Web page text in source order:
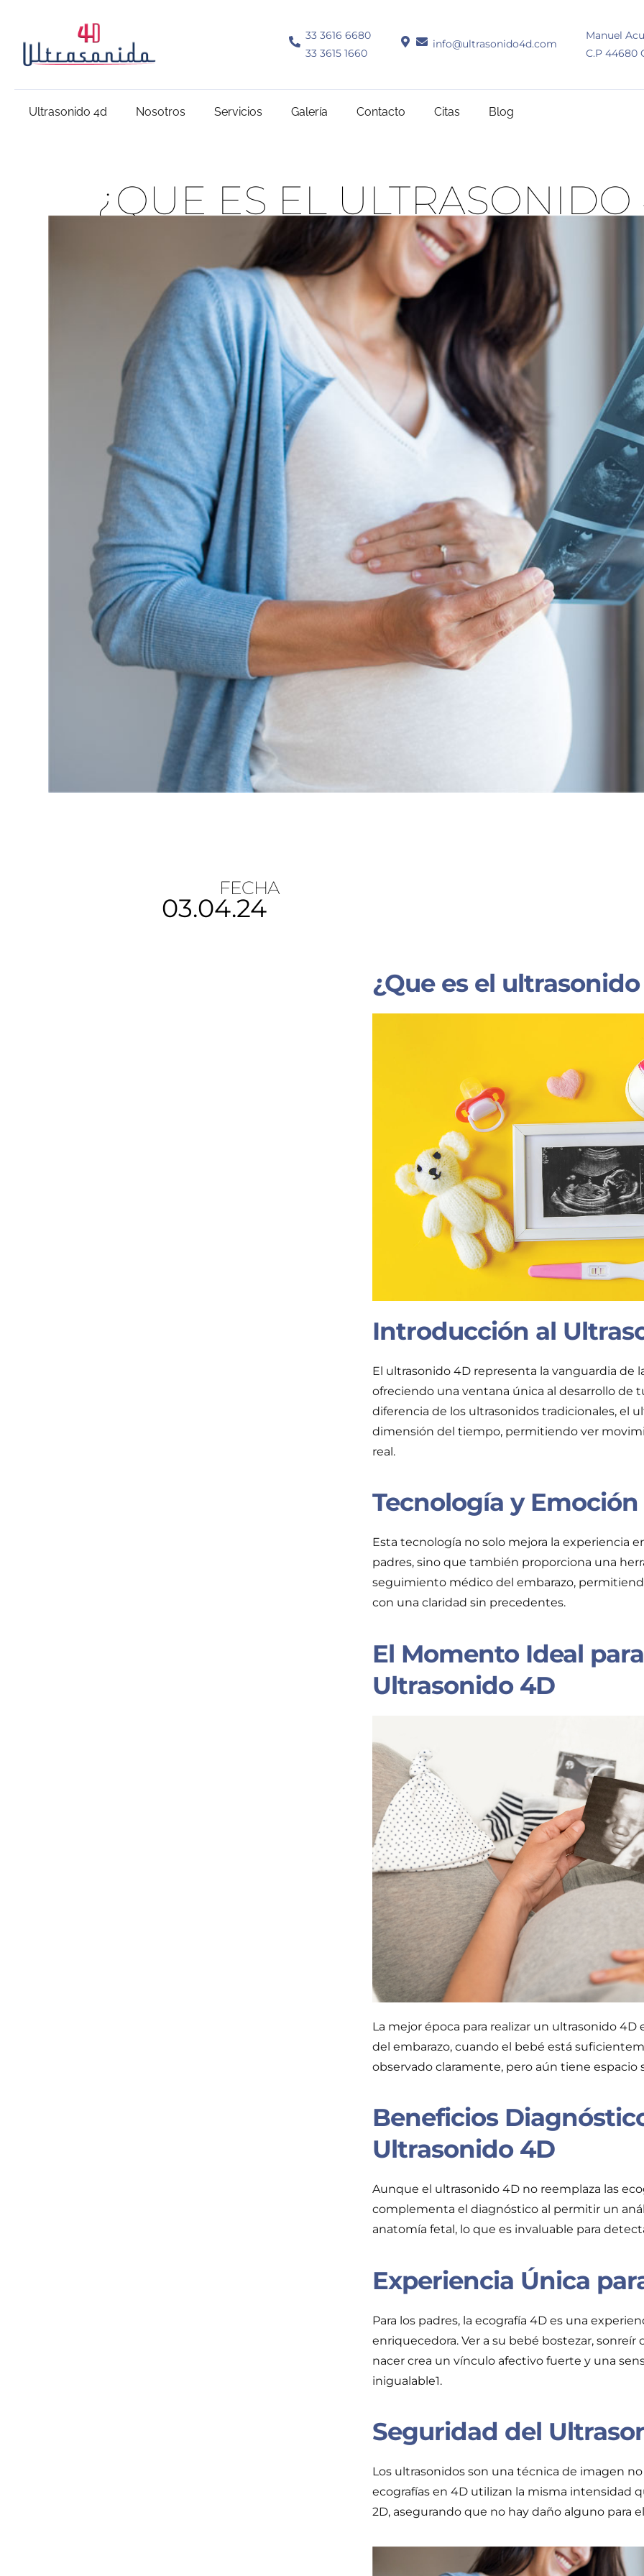
33 3616 6680
33 3615 1660
info@ultrasonido4d.com
Manuel
C.P 44680
Ultrasonido 4d Nosotros Servicios Galería Contacto Citas Blog
¿QUE ES EL
FECHA
03.04.24
¿Que es el
Introducción al
El ultrasonido 4D representa la vanguardia de
ofreciendo una ventana única al desarrollo de
diferencia de los ultrasonidos tradicionales, el
dimensión del tiempo, permitiendo ver
real.
Tecnología y Emoción
Esta tecnología no solo mejora la experiencia
padres, sino que también proporciona una
seguimiento médico del embarazo,
con una claridad sin precedentes.
El Momento Ideal
Ultrasonido 4D
La mejor época para realizar un ultrasonido 4D
del embarazo, cuando el bebé está
observado claramente, pero aún tiene espacio
Beneficios
Ultrasonido 4D
Aunque el ultrasonido 4D no reemplaza las
complementa el diagnóstico al permitir un
anatomía fetal, lo que es invaluable para
Experiencia Única
Para los padres, la ecografía 4D es una
enriquecedora. Ver a su bebé bostezar,
nacer crea un vínculo afectivo fuerte y una
inigualable1.
Seguridad del
Los ultrasonidos son una técnica de imagen no
ecografías en 4D utilizan la misma intensidad
2D, asegurando que no hay daño alguno para